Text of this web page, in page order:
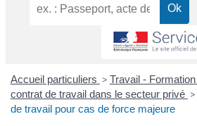
Accueil particuliers > Travail - Formation
contrat de travail dans le secteur privé >
de travail pour cas de force majeure